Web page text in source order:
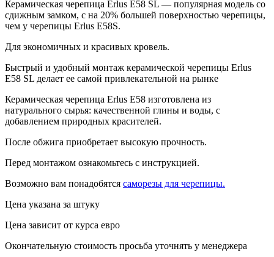
Керамическая черепица Erlus E58 SL — популярная модель со
сдижным замком, с на 20% большей поверхностью черепицы,
чем у черепицы Erlus E58S.
Для экономичных и красивых кровель.
Быстрый и удобный монтаж керамической черепицы Erlus
E58 SL делает ее самой привлекательной на рынке
Керамическая черепица Erlus E58 изготовлена из
натурального сырья: качественной глины и воды, с
добавлением природных красителей.
После обжига приобретает высокую прочность.
Перед монтажом ознакомьтесь с инструкцией.
Возможно вам понадобятся саморезы для черепицы.
Цена указана за штуку
Цена зависит от курса евро
Окончательную стоимость просьба уточнять у менеджера